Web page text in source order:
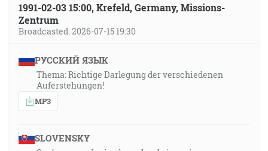
1991-02-03 15:00, Krefeld, Germany, Missions-
Zentrum
Broadcasted: 2026-07-15 19:30
РУССКИЙ ЯЗЫК
Thema: Richtige Darlegung der verschiedenen
Auferstehungen!
MP3
SLOVENSKY